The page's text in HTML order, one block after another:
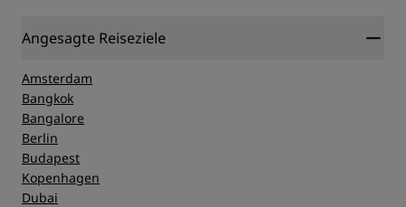
Angesagte Reiseziele
Amsterdam
Bangkok
Bangalore
Berlin
Budapest
Kopenhagen
Dubai